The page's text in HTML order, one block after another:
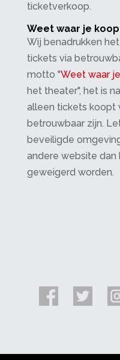
ticketverkoop.
Weet waar je
Wij benadrukken
tickets via
motto "Weet waar
het theater", het is
alleen tickets koopt
betrouwbaar zijn.
beveiligde
andere website dan
geweigerd worden.